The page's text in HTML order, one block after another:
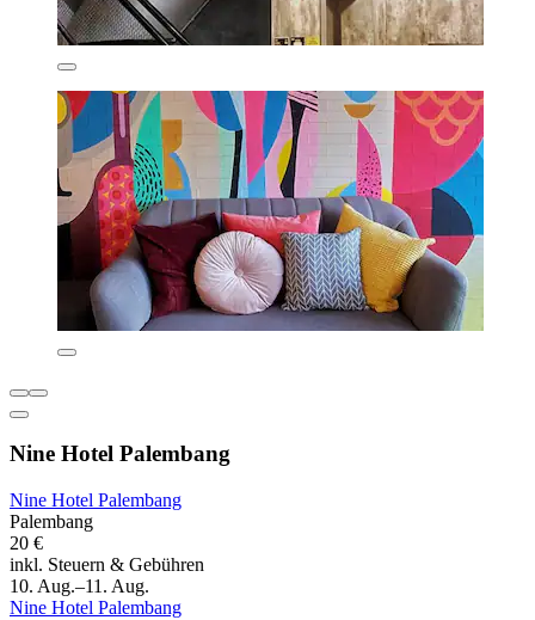
Nine Hotel Palembang
Nine Hotel Palembang
Palembang
20 €
inkl. Steuern & Gebühren
10. Aug.–11. Aug.
Nine Hotel Palembang